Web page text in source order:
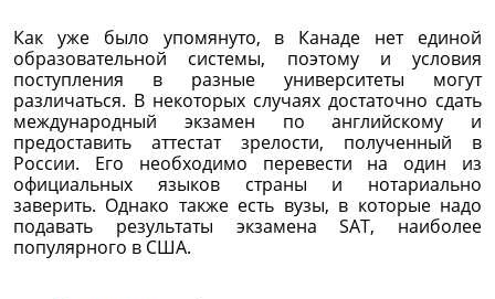
Как уже было упомянуто, в Канаде нет единой
образовательной системы, поэтому и условия
поступления в разные университеты могут
различаться. В некоторых случаях достаточно сдать
международный экзамен по английскому и
предоставить аттестат зрелости, полученный в
России. Его необходимо перевести на один из
официальных языков страны и нотариально
заверить. Однако также есть вузы, в которые надо
подавать результаты экзамена SAT, наиболее
популярного в США.